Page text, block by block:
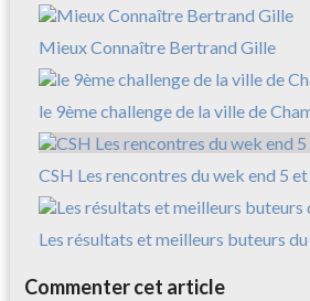
Mieux Connaître Bertrand Gille
le 9ème challenge de la ville de
CSH Les rencontres du wek end 5
Les résultats et meilleurs buteurs
Commenter cet article